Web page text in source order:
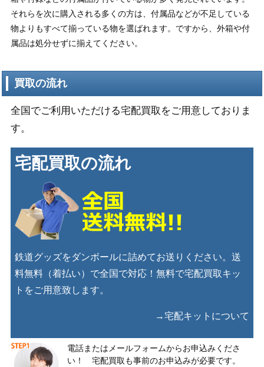
それらを次に購入される多くの方は、付属品などが不足している
物よりもすべて揃っている物を選ばれます。ですから、外箱や付
属品は処分せずに揃えてください。
買取の流れ
全国でご利用いただける宅配買取をご用意しておりま
す。
宅配買取の流れ
鉄道グッズをダンボールに詰めてお送りください。送
料無料（着払い）で全国で対応！無料で宅配買取キッ
トをご用意致します。
→宅配キットについて
電話またはメールフォームからお申込みくださ
い！ 宅配買取も事前のお申込みが必要です。